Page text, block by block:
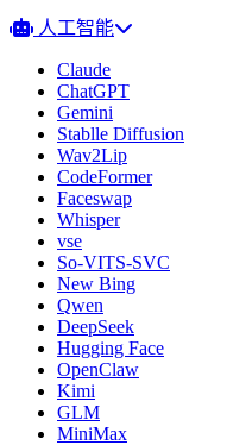
人工智能
Claude
ChatGPT
Gemini
Stablle Diffusion
Wav2Lip
CodeFormer
Faceswap
Whisper
vse
So-VITS-SVC
New Bing
Qwen
DeepSeek
Hugging Face
OpenClaw
Kimi
GLM
MiniMax